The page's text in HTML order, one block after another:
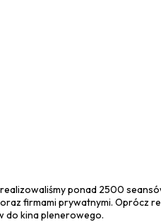
ponad 2500
firmami prywatnymi.
do kina plenerowego.